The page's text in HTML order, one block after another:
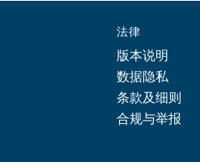
法律
版本说明
数据隐私
条款及细则
合规与举报